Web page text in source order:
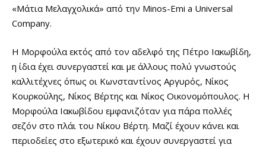
«Μάτια Μελαγχολικά» από την Minos-Emi a Universal
Company.
Η Μορφούλα εκτός από τον αδελφό της Πέτρο Ιακωβίδη,
η ίδια έχει συνεργαστεί και με άλλους πολύ γνωστούς
καλλιτέχνες όπως οι Κωνσταντίνος Αργυρός, Νίκος
Κουρκούλης, Νίκος Βέρτης και Νίκος Οικονομόπουλος. Η
Μορφούλα Ιακωβίδου εμφανιζόταν για πάρα πολλές
σεζόν στο πλάι του Νίκου Βέρτη. Μαζί έχουν κάνει και
περιοδείες στο εξωτερικό και έχουν συνεργαστεί για